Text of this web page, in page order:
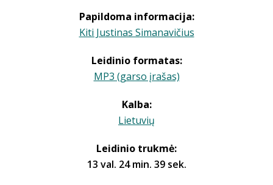
Papildoma informacija:
Kiti Justinas Simanavičius
Leidinio formatas:
MP3 (garso įrašas)
Kalba:
Lietuvių
Leidinio trukmė:
13 val. 24 min. 39 sek.